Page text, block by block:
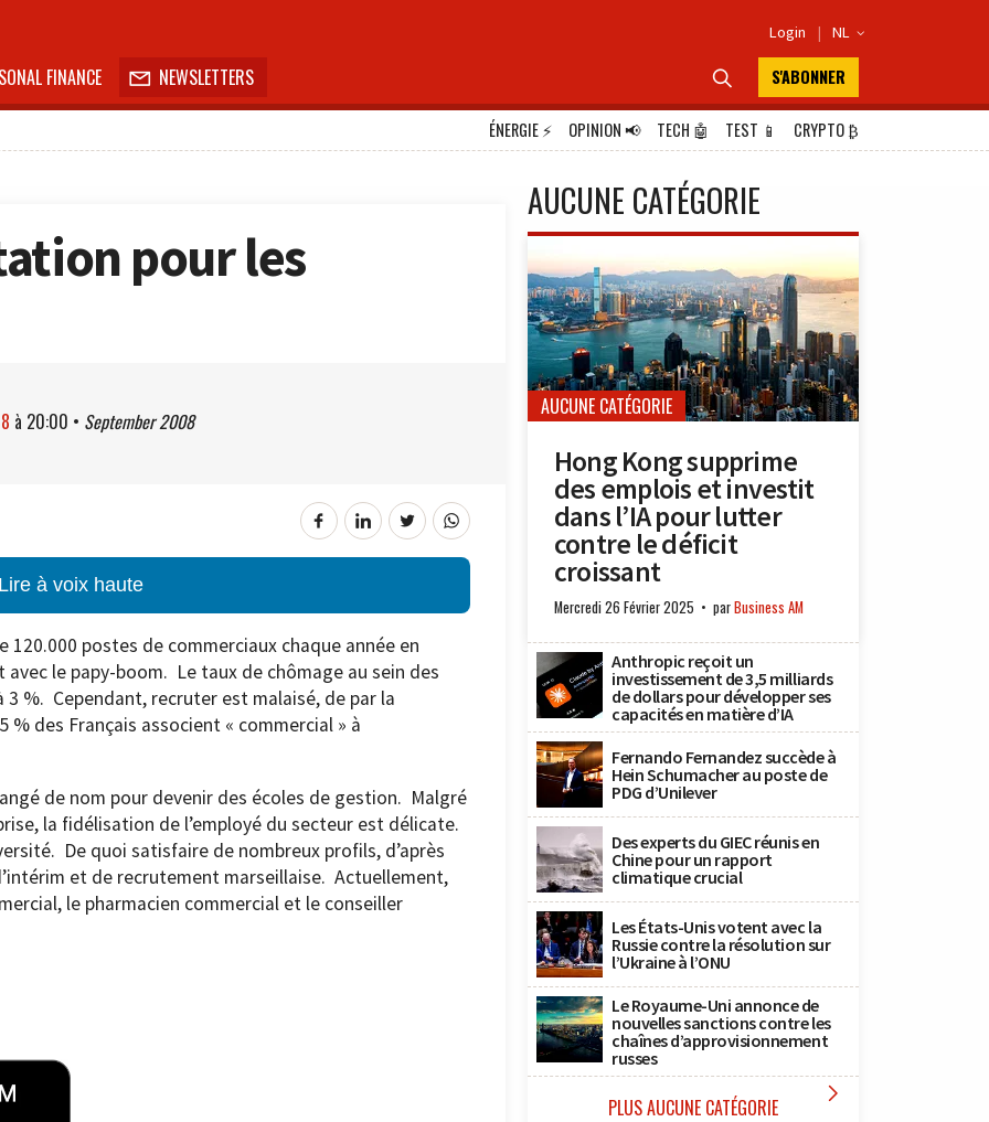
Login | NL 
FINANCE  NEWSLETTERS  S'ABONNER
ÉNERGIE⚡ OPINION📢 TECH 🤖 TEST 📱 CRYPTO₿
pour les
à 20:00 • September 2008
à voix haute
postes de commerciaux chaque année en
le papy-boom. Le taux de chômage au sein des
%. Cependant, recruter est malaisé, de par la
des Français associent « commercial » à
de nom pour devenir des écoles de gestion. Malgré
la fidélisation de l’employé du secteur est délicate.
De quoi satisfaire de nombreux profils, d’après
et de recrutement marseillaise. Actuellement,
le pharmacien commercial et le conseiller
AUCUNE CATÉGORIE
AUCUNE CATÉGORIE
Hong Kong supprime
des emplois et investit
dans l’IA pour lutter
contre le déficit
croissant
Mercredi 26 Février 2025 parBusiness AM
Anthropic reçoit un
investissement de 3,5 milliards
de dollars pour développer ses
capacités en matière d’IA
Fernando Fernandez succède à
Hein Schumacher au poste de
PDG d’Unilever
Des experts du GIEC réunis en
Chine pour un rapport
climatique crucial
Les États-Unis votent avec la
Russie contre la résolution sur
l’Ukraine à l’ONU
Le Royaume-Uni annonce de
nouvelles sanctions contre les
chaînes d’approvisionnement
russes
PLUS AUCUNE CATÉGORIE 